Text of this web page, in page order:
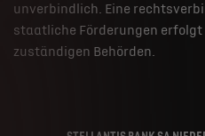
unverbindlich. Eine
staatliche Förderungen
zuständigen Behörden.